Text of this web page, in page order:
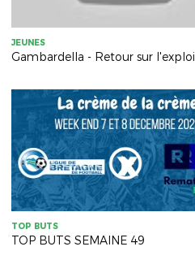
JEUNES
TOP BUTS
TOP BUTS SEMAINE 49